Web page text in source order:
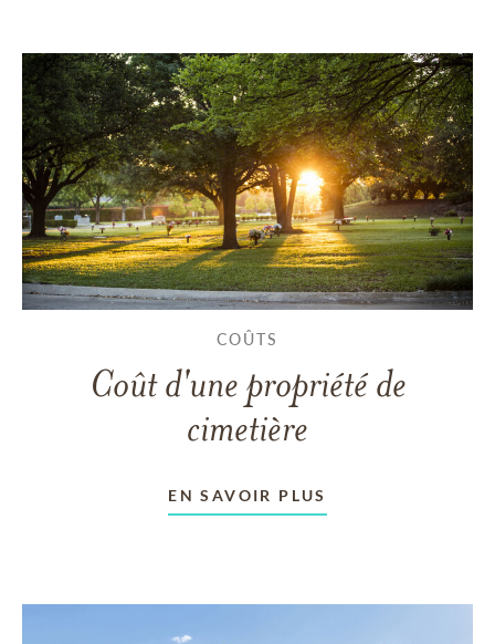
COÛTS
Coût d'une propriété de
cimetière
EN SAVOIR PLUS